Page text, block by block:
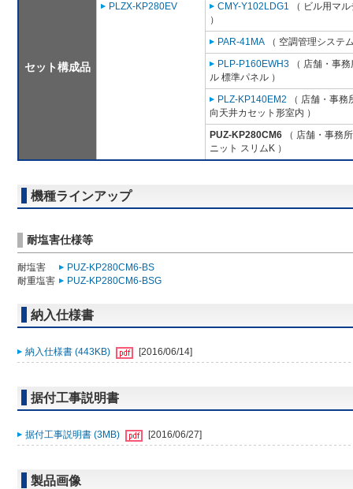
セット構成品
PLZX-KP280EV
CMY-Y102LDG1 （ ビル用マ
）
PAR-41MA （ 空調管理システ
PLP-P160EWH3 （ 店舗・事
ル 標準パネル ）
PLZ-KP140EM2 （ 店舗・事
向天井カセット形室内 ）
PUZ-KP280CM6 （ 店舗・事務
ニット スリムK ）
機種ラインアップ
耐塩害仕様等
耐塩害
PUZ-KP280CM6-BS
耐重塩害
PUZ-KP280CM6-BSG
納入仕様書
納入仕様書 (443KB) [2016/06/14]
据付工事説明書
据付工事説明書 (3MB) [2016/06/27]
製品画像